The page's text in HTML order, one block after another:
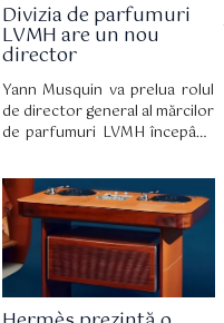
eclectic și un univers
construit în jurul culturii
contemporane.
Divizia de parfumuri
LVMH are un nou
director
Yann Musquin va prelua rolul
de director general al mărcilor
de parfumuri LVMH începând
Romain Spitzer, care
părăsește grupul după 10 ani
la conducerea diviziei.